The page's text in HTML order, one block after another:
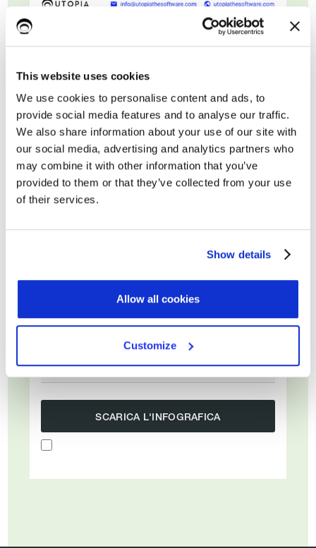
This website uses cookies
We use cookies to personalise content and ads, to
provide social media features and to analyse our traffic.
We also share information about your use of our site with
our social media, advertising and analytics partners who
may combine it with other information that you’ve
provided to them or that they’ve collected from your use
of their services.
Show details
Allow all cookies
Customize
Cognome